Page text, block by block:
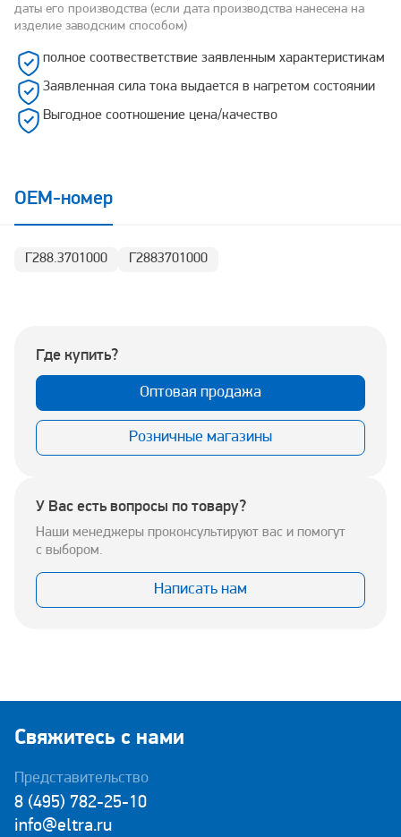
даты его производства (если дата производства нанесена на
изделие заводским способом)
полное соотвестветствие заявленным характеристикам
Заявленная сила тока выдается в нагретом состоянии
Выгодное соотношение цена/качество
OEM-номер
Г288.3701000 Г2883701000
Где купить?
Оптовая продажа
Розничные магазины
У Вас есть вопросы по товару?
Наши менеджеры проконсультируют вас и помогут
с выбором.
Написать нам
Свяжитесь с нами
Представительство
8 (495) 782-25-10
info@eltra.ru